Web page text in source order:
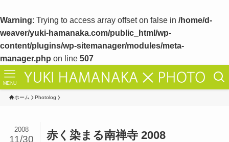
Warning: Trying to access array offset on false in /home/d-
weaver/yuki-hamanaka.com/public_html/wp-
content/plugins/wp-sitemanager/modules/meta-
manager.php on line 507
MENU
ホーム Photolog
赤く染まる南禅寺 2008
2008
11/30